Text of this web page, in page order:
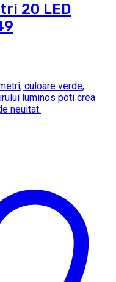
20 LED
culoare verde,
luminos poti crea
neuitat.